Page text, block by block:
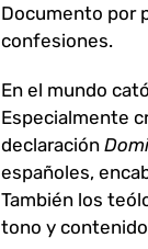
Documento por
confesiones.
En el mundo
Especialmente
declaración
españoles,
También los
tono y